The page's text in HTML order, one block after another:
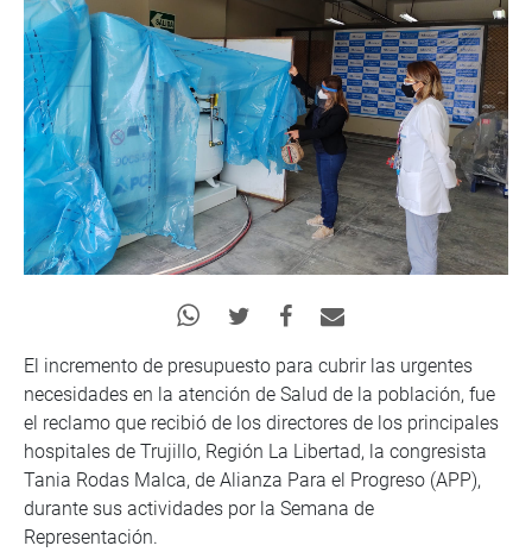
El incremento de presupuesto para cubrir las urgentes
necesidades en la atención de Salud de la población, fue
el reclamo que recibió de los directores de los principales
hospitales de Trujillo, Región La Libertad, la congresista
Tania Rodas Malca, de Alianza Para el Progreso (APP),
durante sus actividades por la Semana de
Representación.